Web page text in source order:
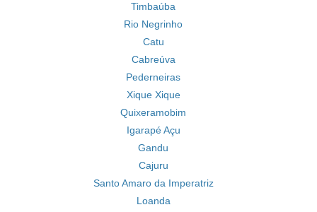
Timbaúba
Rio Negrinho
Catu
Cabreúva
Pederneiras
Xique Xique
Quixeramobim
Igarapé Açu
Gandu
Cajuru
Santo Amaro da Imperatriz
Loanda